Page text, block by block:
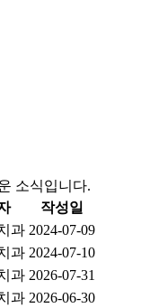
소식입니다.
작성일
과 2024-07-09
과 2024-07-10
과 2026-07-31
과 2026-06-30